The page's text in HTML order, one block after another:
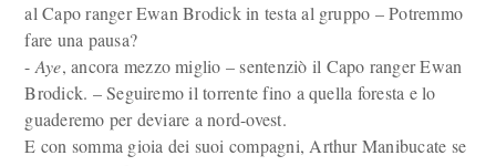
al Capo ranger Ewan Brodick in testa al gruppo – Potremmo
fare una pausa?
- Aye, ancora mezzo miglio – sentenziò il Capo ranger Ewan
Brodick. – Seguiremo il torrente fino a quella foresta e lo
guaderemo per deviare a nord-ovest.
E con somma gioia dei suoi compagni, Arthur Manibucate se